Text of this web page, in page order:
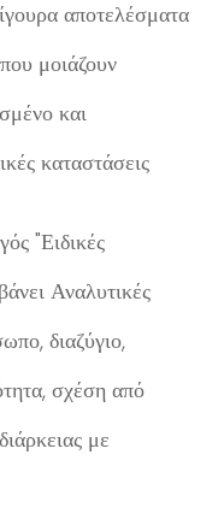
αποτελέσματα
μοιάζουν
και
καταστάσεις
"Ειδικές
Αναλυτικές
διαζύγιο,
σχέση από
με